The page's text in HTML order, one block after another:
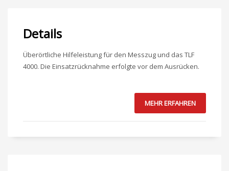
Details
Überörtliche Hilfeleistung für den Messzug und das TLF
4000. Die Einsatzrücknahme erfolgte vor dem Ausrücken.
MEHR ERFAHREN